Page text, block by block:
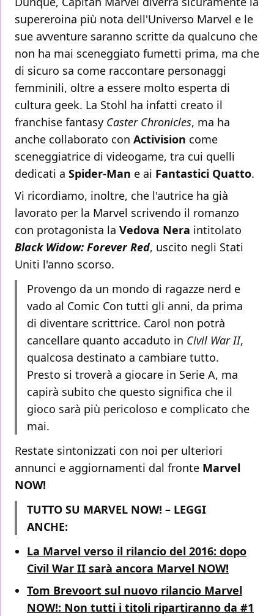
supereroina più nota dell'Universo Marvel e le
sue avventure saranno scritte da qualcuno che
non ha mai sceneggiato fumetti prima, ma che
di sicuro sa come raccontare personaggi
femminili, oltre a essere molto esperta di
cultura geek. La Stohl ha infatti creato il
franchise fantasy Caster Chronicles, ma ha
anche collaborato con Activision come
sceneggiatrice di videogame, tra cui quelli
dedicati a Spider-Man e ai Fantastici Quatto.
Vi ricordiamo, inoltre, che l'autrice ha già
lavorato per la Marvel scrivendo il romanzo
con protagonista la Vedova Nera intitolato
Black Widow: Forever Red, uscito negli Stati
Uniti l'anno scorso.
Provengo da un mondo di ragazze nerd e
vado al Comic Con tutti gli anni, da prima
di diventare scrittrice. Carol non potrà
cancellare quanto accaduto in Civil War II,
qualcosa destinato a cambiare tutto.
Presto si troverà a giocare in Serie A, ma
capirà subito che questo significa che il
gioco sarà più pericoloso e complicato che
mai.
Restate sintonizzati con noi per ulteriori
annunci e aggiornamenti dal fronte Marvel
NOW!
TUTTO SU MARVEL NOW! – LEGGI
ANCHE:
La Marvel verso il rilancio del 2016: dopo
Civil War II sarà ancora Marvel NOW!
Tom Brevoort sul nuovo rilancio Marvel
NOW!: Non tutti i titoli ripartiranno da #1